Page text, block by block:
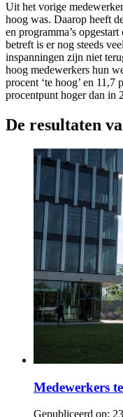
Uit het vorige
hoog was. Daarop heeft
en programma’s
betreft is er nog steeds
inspanningen zijn niet
hoog medewerkers hun
procent ‘te hoog’ en 11,7
procentpunt hoger dan in
De resultaten
Medewerkers
Gepubliceerd op: